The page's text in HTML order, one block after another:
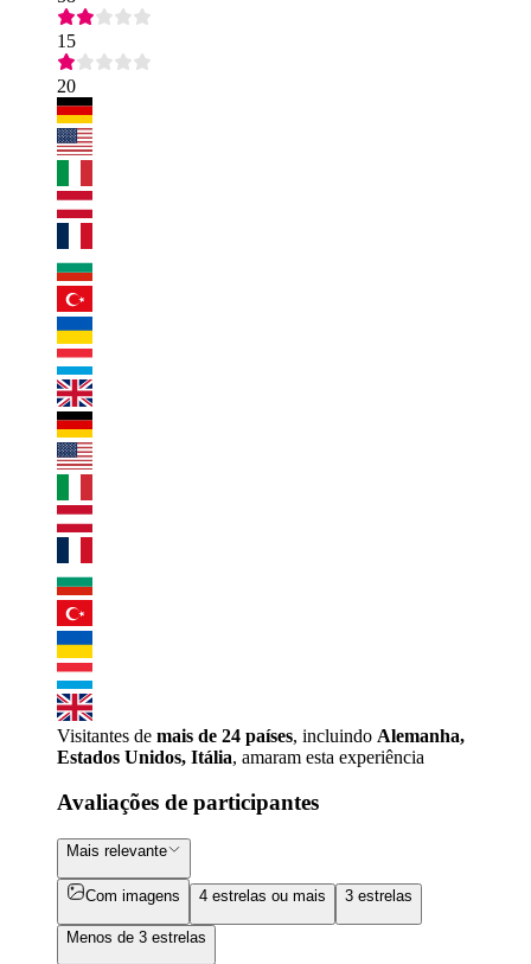
15
20
Visitantes de mais de 24 países, incluindo Alemanha,
Estados Unidos, Itália, amaram esta experiência
Avaliações de participantes
Mais relevante
Com imagens 4 estrelas ou mais 3 estrelas
Menos de 3 estrelas